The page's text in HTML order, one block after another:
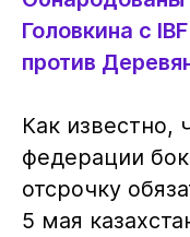
Головкина с
против
Как известно,
федерации
отсрочку
5 мая